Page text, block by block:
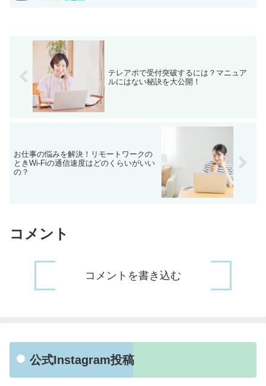
テレアポで受付突破するには？マニュア
ルにはない秘訣を大公開！
お仕事の悩みを解決！リモートワークの
ときWi-Fiの通信速度はどのくらいがいい
の？
コメント
コメントを書き込む
公式Instagram投稿